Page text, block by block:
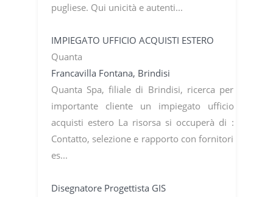
pugliese. Qui unicità e autenti...
IMPIEGATO UFFICIO ACQUISTI ESTERO
Quanta
Francavilla Fontana, Brindisi
Quanta Spa, filiale di Brindisi, ricerca per
importante cliente un impiegato ufficio
acquisti estero La risorsa si occuperà di :
Contatto, selezione e rapporto con fornitori
es...
Disegnatore Progettista GIS